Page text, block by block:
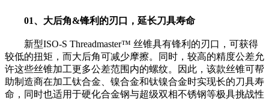
01、 大后角&锋利的刃口，延长刀具寿命
新型ISO-S Threadmaster™ 丝锥具有锋利的刃口，可获得
较低的扭矩，而大后角可减少摩擦。同时，较高的精度公差允
许这些丝锥加工更多公差范围内的螺纹。因此，该款丝锥可帮
助制造商在加工钛合金、镍合金和钛镍合金时实现长的刀具寿
命，同时也适用于硬化合金钢与超级双相不锈钢等极具挑战性